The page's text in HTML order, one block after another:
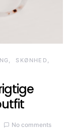
SKØNHED
No comments